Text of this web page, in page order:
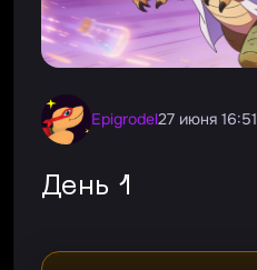
epigrodel27 июня 16:51
День 1